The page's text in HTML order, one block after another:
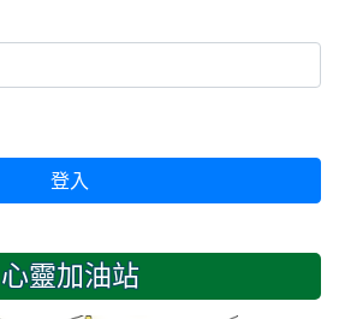
登入
心靈加油站